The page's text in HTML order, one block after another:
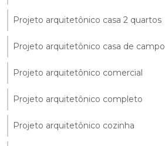
Projeto arquitetônico casa 2 quartos
Projeto arquitetônico casa de campo
Projeto arquitetônico comercial
Projeto arquitetônico completo
Projeto arquitetônico cozinha